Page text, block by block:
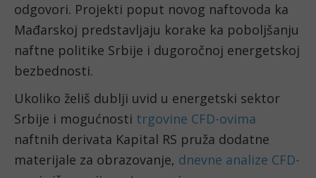
odgovori. Projekti poput novog naftovoda ka
Mađarskoj predstavljaju korake ka poboljšanju
naftne politike Srbije i dugoročnoj energetskoj
bezbednosti.
Ukoliko želiš dublji uvid u energetski sektor
Srbije i mogućnosti trgovine CFD-ovima
naftnih derivata Kapital RS pruža dodatne
materijale za obrazovanje, dnevne analize CFD-